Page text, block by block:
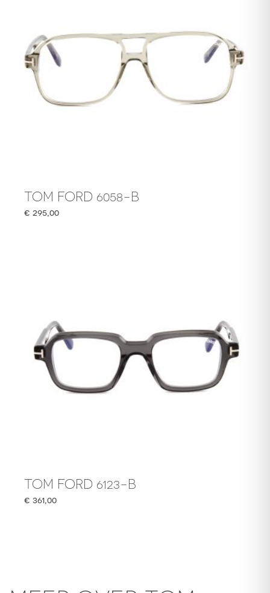
TOM FORD 6058-B
€ 295,00
TOM FORD 6123-B
€ 361,00